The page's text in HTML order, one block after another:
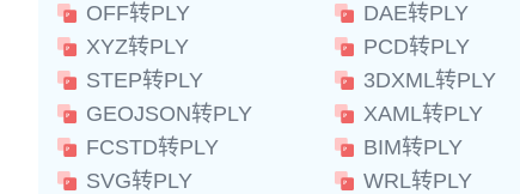
OFF转PLY
DAE转PLY
XYZ转PLY
PCD转PLY
STEP转PLY
3DXML转PLY
GEOJSON转PLY
XAML转PLY
FCSTD转PLY
BIM转PLY
SVG转PLY
WRL转PLY